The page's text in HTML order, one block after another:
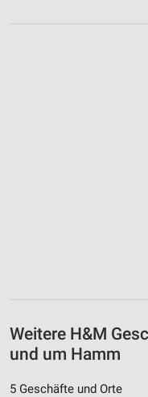
Weitere H&M
und um Hamm
5 Geschäfte und Orte